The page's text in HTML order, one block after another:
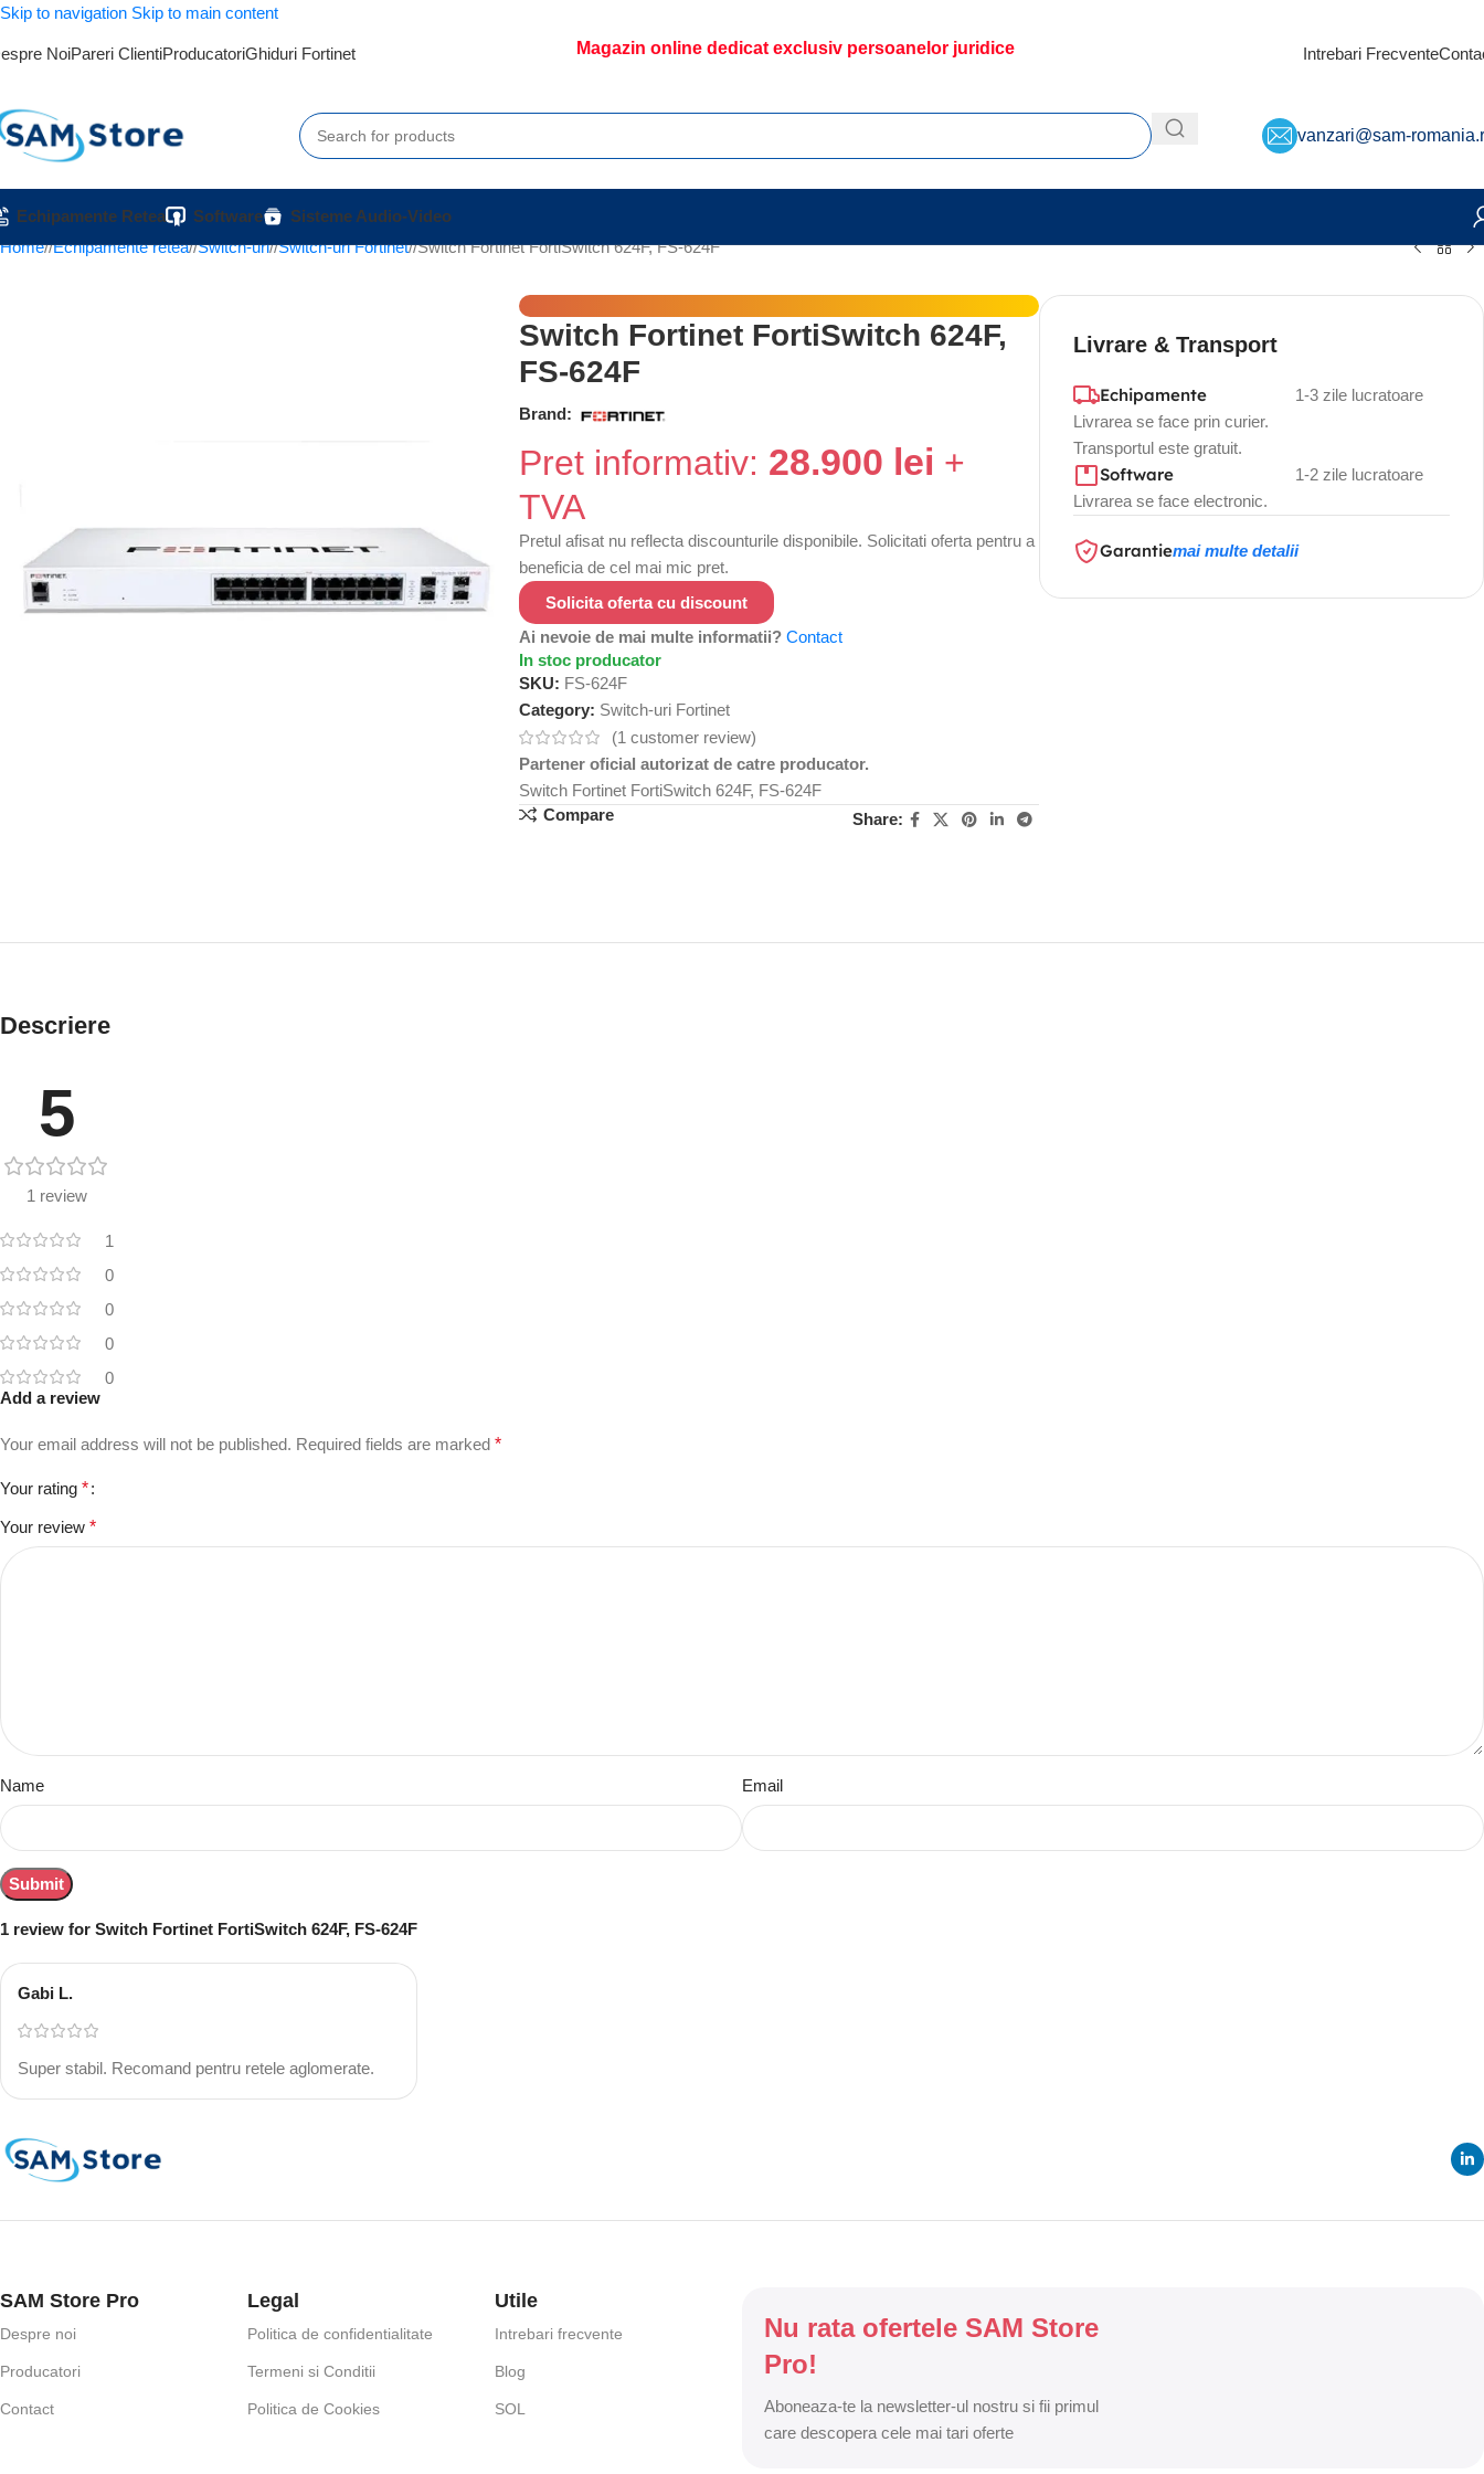
Skip to navigation Skip to main content
NoiPareri ClientiProducatoriGhiduri Fortinet Magazin online dedicat exclusiv persoanelor juridice Intrebari Frecvente
vanzari@sam-
Echipamente Retea Software
Sisteme Audio-Video
Home/ Echipamente retea/ Switch-uri/ Switch-uri Fortinet/ Switch Fortinet FortiSwitch 624F, FS-624F
Switch Fortinet FortiSwitch 624F,
FS-624F
Brand:
28.900 lei
Pretul afisat nu reflecta discounturile disponibile. Solicitati oferta pentru a
beneficia de cel mai mic pret.
Solicita oferta cu discount
Ai nevoie de mai multe informatii?Contact
In stoc producator
SKU: FS-624F
Category: Switch-uri Fortinet
(1 customer review)
Partener oficial autorizat de catre producator.
Switch Fortinet FortiSwitch 624F, FS-624F
Compare
Share:
Livrare & Transport
Echipamente
Livrarea se face prin curier.
Transportul este gratuit.
1-3 zile lucratoare
Software
Livrarea se face electronic.
1-2 zile lucratoare
Garantiemai multe detalii
Descriere
5
1 review
1
0
0
0
0
1 review for Switch Fortinet FortiSwitch 624F, FS-624F
Gabi L.
Super stabil. Recomand pentru retele aglomerate.
Add a review
Your email address will not be published. Required fields are marked *
Your rating *
Your review *
Name Email
SAM Store Pro
Despre noi
Producatori
Contact
Legal
Politica de confidentialitate
Termeni si Conditii
Politica de Cookies
Utile
Intrebari frecvente
Blog
SOL
Nu rata ofertele SAM Store
Pro!
Aboneaza-te la newsletter-ul nostru si fii primul
care descopera cele mai tari oferte